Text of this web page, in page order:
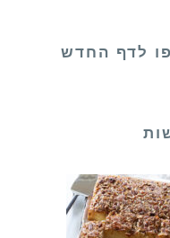
לדף החדש